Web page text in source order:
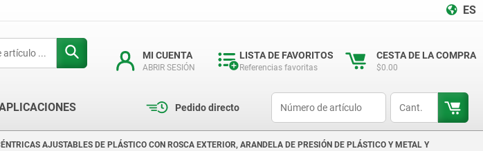
ES
MI CUENTA
ABRIR SESIÓN
LISTA DE FAVORITOS
Referencias favoritas
CESTA DE LA COMPRA
$0.00
Pedido directo
AJUSTABLES DE PLÁSTICO CON ROSCA EXTERIOR, ARANDELA DE PRESIÓN DE PLÁSTICO Y METAL Y